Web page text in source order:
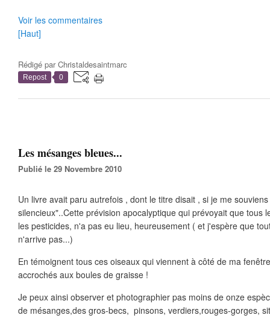
Voir les commentaires
[Haut]
Rédigé parChristaldesaintmarc
Repost 0
Les mésanges bleues...
Publié le 29 Novembre 2010
Un livre avait paru autrefois , dont le titre disait , si je me
silencieux"..Cette prévision apocalyptique qui prévoyait que tous
les pesticides, n'a pas eu lieu, heureusement ( et j'espère que
n'arrive pas...)
En témoignent tous ces oiseaux qui viennent à côté de ma
accrochés aux boules de graisse !
Je peux ainsi observer et photographier pas moins de onze
de mésanges,des gros-becs, pinsons, verdiers,rouges-gorges,